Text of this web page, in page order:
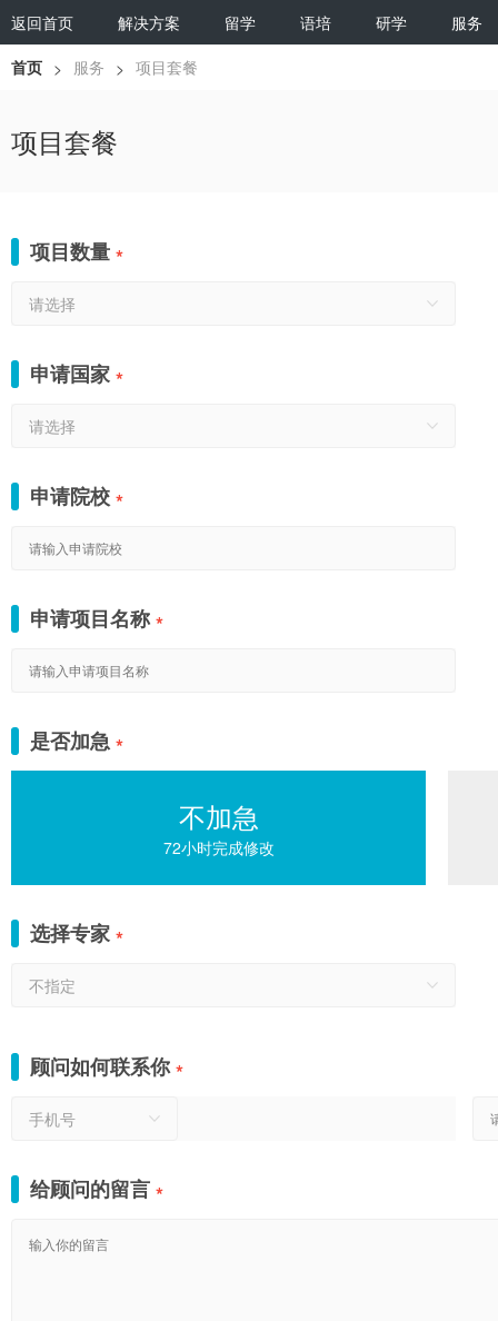
返回首页 解决方案 留学 语培 研学
服务
首页 > 服务 > 项目套餐
项目套餐
项目数量*
请选择
申请国家*
请选择
申请院校*
申请项目名称*
是否加急*
不加急
72小时完成修改
选择专家*
不指定
顾问如何联系你*
手机号
给顾问的留言*